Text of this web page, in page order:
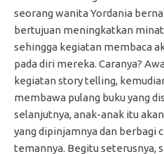
seorang wanita Yordania
bertujuan meningkatkan minat
sehingga kegiatan membaca
pada diri mereka. Caranya?
kegiatan story telling,
membawa pulang buku yang
selanjutnya, anak-anak itu
yang dipinjamnya dan berbagi
temannya. Begitu seterusnya,